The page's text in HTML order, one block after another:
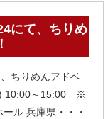
にて、ちりめ
ちりめんアドベ
) 10:00～15:00 ※
ル 兵庫県・・・